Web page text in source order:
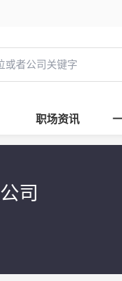
职场资讯
司